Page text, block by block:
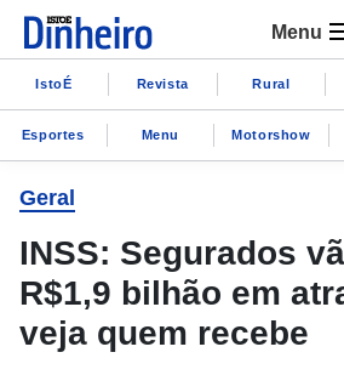
Menu
IstoÉ Revista Rural
Esportes Menu Motorshow
Geral
INSS: Segurados
R$1,9 bilhão em
veja quem recebe